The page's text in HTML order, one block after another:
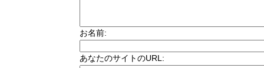
お名前:
あなたのサイトのURL: